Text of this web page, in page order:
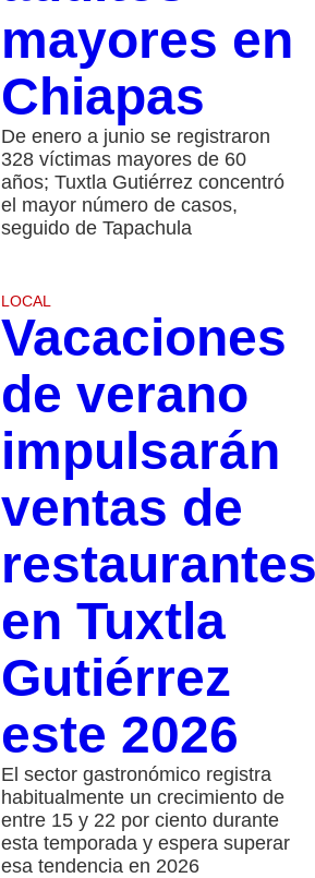
mayores en
Chiapas
De enero a junio se registraron
328 víctimas mayores de 60
años; Tuxtla Gutiérrez concentró
el mayor número de casos,
seguido de Tapachula
LOCAL
Vacaciones
de verano
impulsarán
ventas de
en Tuxtla
Gutiérrez
este 2026
El sector gastronómico registra
habitualmente un crecimiento de
entre 15 y 22 por ciento durante
esta temporada y espera superar
esa tendencia en 2026